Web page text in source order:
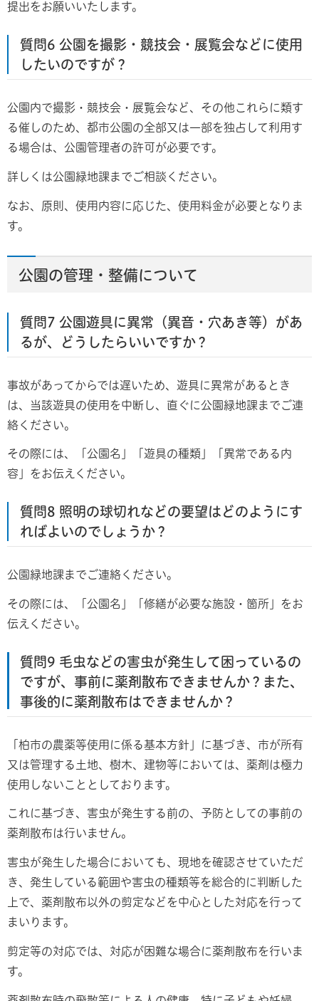
提出をお願いいたします。
質問6 公園を撮影・競技会・展覧会などに使用
したいのですが？
公園内で撮影・競技会・展覧会など、その他これらに類す
る催しのため、都市公園の全部又は一部を独占して利用す
る場合は、公園管理者の許可が必要です。
詳しくは公園緑地課までご相談ください。
なお、原則、使用内容に応じた、使用料金が必要となりま
す。
公園の管理・整備について
質問7 公園遊具に異常（異音・穴あき等）があ
るが、どうしたらいいですか？
事故があってからでは遅いため、遊具に異常があるとき
は、当該遊具の使用を中断し、直ぐに公園緑地課までご連
絡ください。
その際には、「公園名」「遊具の種類」「異常である内
容」をお伝えください。
質問8 照明の球切れなどの要望はどのようにす
ればよいのでしょうか？
公園緑地課までご連絡ください。
その際には、「公園名」「修繕が必要な施設・箇所」をお
伝えください。
質問9 毛虫などの害虫が発生して困っているの
ですが、事前に薬剤散布できませんか？また、
事後的に薬剤散布はできませんか？
「柏市の農薬等使用に係る基本方針」に基づき、市が所有
又は管理する土地、樹木、建物等においては、薬剤は極力
使用しないこととしております。
これに基づき、害虫が発生する前の、予防としての事前の
薬剤散布は行いません。
害虫が発生した場合においても、現地を確認させていただ
き、発生している範囲や害虫の種類等を総合的に判断した
上で、薬剤散布以外の剪定などを中心とした対応を行って
まいります。
剪定等の対応では、対応が困難な場合に薬剤散布を行いま
す。